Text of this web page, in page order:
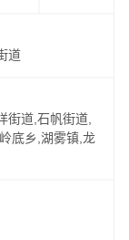
道
街道,石帆街道,
底乡,湖雾镇,龙